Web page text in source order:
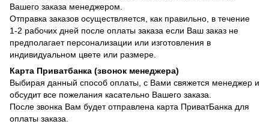
Вашего заказа менеджером.
Отправка заказов осуществляется, как правильно, в течение
1-2 рабочих дней после оплаты заказа если Ваш заказ не
предполагает персонализации или изготовления в
индивидуальном цвете или размере.
Карта Приватбанка (звонок менеджера)
Выбирая данный способ оплаты, с Вами свяжется менеджер и
обсудит все пожелания касательно Вашего заказа.
После звонка Вам будет отправлена карта ПриватБанка для
оплаты заказа.